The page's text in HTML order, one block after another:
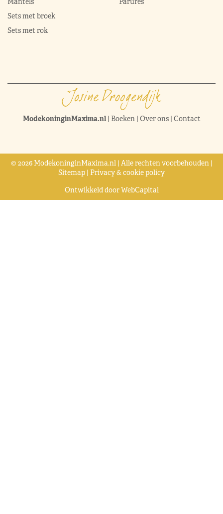
Sets met broek
Sets met rok
ModekoninginMaxima.nl| Boeken | Over ons| Contact
© 2026 ModekoninginMaxima.nl | Alle rechten voorbehouden |
Sitemap | Privacy & cookie policy
Ontwikkeld doorWebCapital